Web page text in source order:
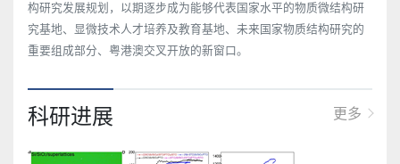
构研究发展规划，以期逐步成为能够代表国家水平的物质微结构研
究基地、显微技术人才培养及教育基地、未来国家物质结构研究的
重要组成部分、粤港澳交叉开放的新窗口。
科研进展 更多